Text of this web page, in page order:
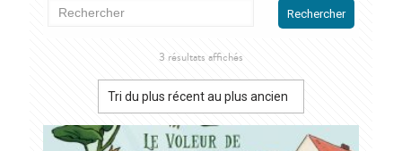
Rechercher
3 résultats affichés
plus
au